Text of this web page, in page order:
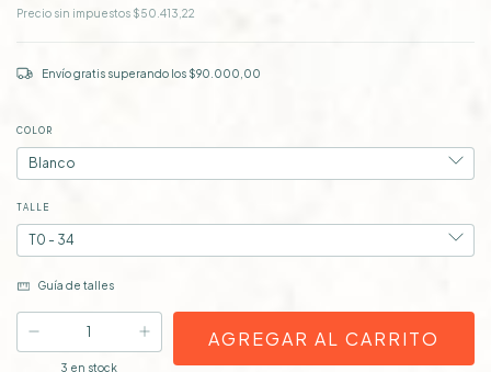
Precio sin impuestos $50.413,22
Envío gratis superando los $90.000,00
COLOR
TALLE
Guía de talles
3 en stock